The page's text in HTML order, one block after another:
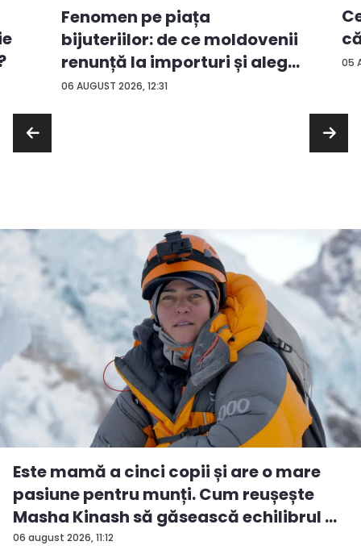
06 AUGUST 2026, 12:31
Fenomen pe piața
bijuteriilor: de ce moldovenii
renunță la importuri și aleg
...
05
06 august 2026, 11:12
Este mamă a cinci copii și are o mare
pasiune pentru munți. Cum reușește
Masha Kinash să găsească echilibrul ...